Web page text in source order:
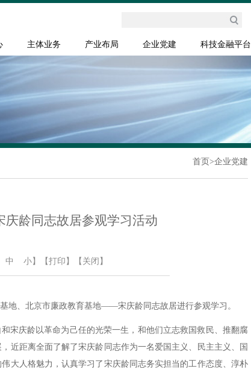
主体业务 产业布局 企业党建 科技金融平台
首页 >企业党建
龄同志故居参观学习活动
中 小 】 【打印】 【关闭】
地、北京市廉政教育基地——宋庆龄同志故居进行参观学习。
宋庆龄以革命为己任的光荣一生，和他们立志救国救民、推翻腐
近距离全面了解了宋庆龄同志作为一名爱国主义、民主主义、国
大人格魅力，认真学习了宋庆龄同志务实担当的工作态度、淳朴